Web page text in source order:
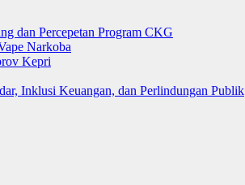
dan Percepetan Program CKG
Narkoba
Kepri
Inklusi Keuangan, dan Perlindungan Publik